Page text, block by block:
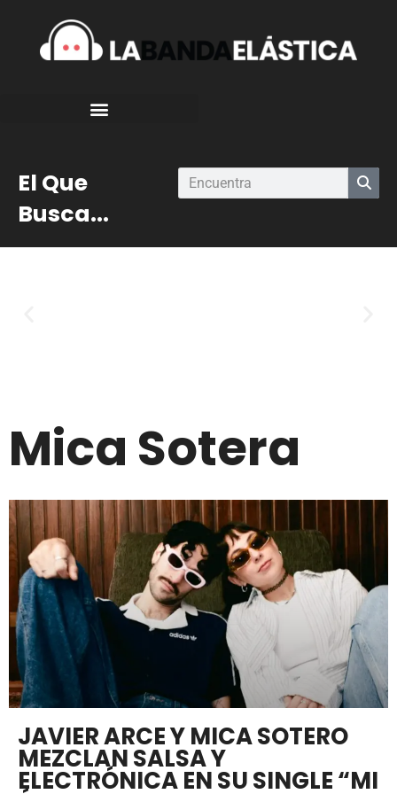
El Que
Busca...
Mica Sotera
JAVIER ARCE Y MICA SOTERO
MEZCLAN SALSA Y
ELECTRÓNICA EN SU SINGLE “MI